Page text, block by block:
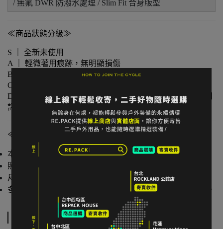
/ 無氟 DWR 防潑水處理 / Slim Fit 合身版型
≪商品狀態分級≫
S ｜ 全新未使用
A ｜ 輕微著用痕跡，無明顯損傷
B ｜ 中度著用痕跡，功能正常
C ｜ 明顯使用痕跡或外觀瑕疵但功能無虞
D ｜ 重度使用 / 長期未使用 / 影響主要功能的瑕疵，請仔細
評估商品狀況
≪注意事項≫
本店與實體店同步販售，庫存可能有時間差。
照片已盡量呈現實色，螢幕設定不同可能略有差異。
尺寸為人工測量，可能有些微誤差。
多件不同門市商品將併單出貨，出貨時間可能延後 1–2 日。
規格說明